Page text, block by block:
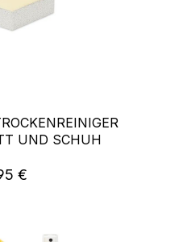
UND SCHUH
Preis:
€